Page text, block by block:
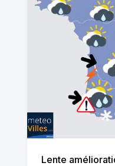
Lente